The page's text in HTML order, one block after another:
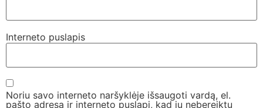
Interneto puslapis
Noriu savo interneto naršyklėje išsaugoti vardą, el.
pašto adresą ir interneto puslapį, kad jų nebereiktų